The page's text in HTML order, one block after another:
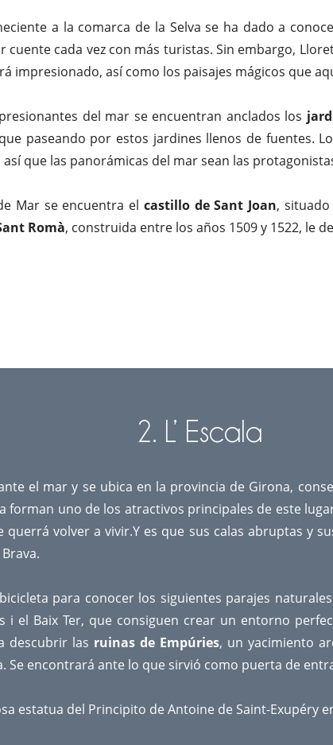
a la comarca de la Selva se ha dado a
cuente cada vez con más turistas. Sin embargo,
impresionado, así como los paisajes mágicos que
del mar se encuentran anclados los
paseando por estos jardines llenos de fuentes.
que las panorámicas del mar sean las
Mar se encuentra el castillo de Sant Joan,
Romà, construida entre los años 1509 y 1522, le
2. L’ Escala
el mar y se ubica en la provincia de Girona,
forman uno de los atractivos principales de este
volver a vivir.Y es que sus calas abruptas y
para conocer los siguientes parajes
i el Baix Ter, que consiguen crear un entorno
descubrir las ruinas de Empúries, un yacimiento
Se encontrará ante lo que sirvió como puerta de
estatua del Principito de Antoine de Saint-Exupéry